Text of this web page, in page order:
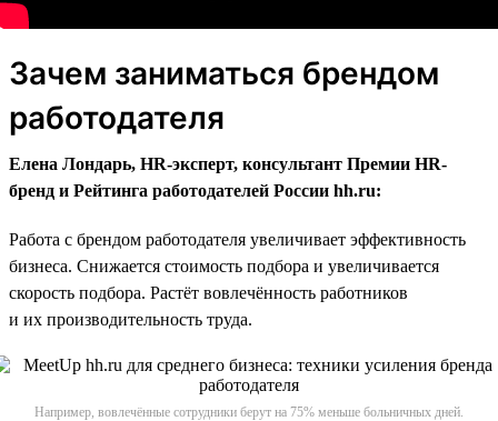
Зачем заниматься брендом
работодателя
Елена Лондарь, HR-эксперт, консультант Премии HR-
бренд и Рейтинга работодателей России hh.ru:
Работа с брендом работодателя увеличивает эффективность
бизнеса. Снижается стоимость подбора и увеличивается
скорость подбора. Растёт вовлечённость работников
и их производительность труда.
Например, вовлечённые сотрудники берут на 75% меньше больничных дней.